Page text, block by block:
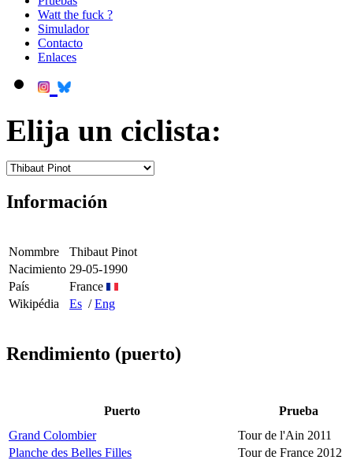
Watt the fuck ?
Simulador
Contacto
Enlaces
Elija un ciclista:
Información
Nommbre
Thibaut Pinot
Nacimiento 29-05-1990
País
France
Wikipédia
Es /Eng
Rendimiento (puerto)
Puerto
Prueba
Grand Colombier
Tour de l'Ain 2011
Planche des Belles Filles
Tour de France 2012